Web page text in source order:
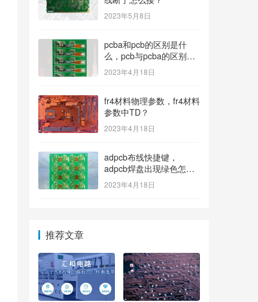
2023年5月8日
pcba和pcb的区别是什
么，pcb与pcba的区别与
联系？
2023年4月18日
fr4材料物理参数，fr4材料
参数中TD？
2023年4月18日
adpcb布线快捷键，
adpcb焊盘出现绿色怎么
消除？
2023年4月18日
推荐文章